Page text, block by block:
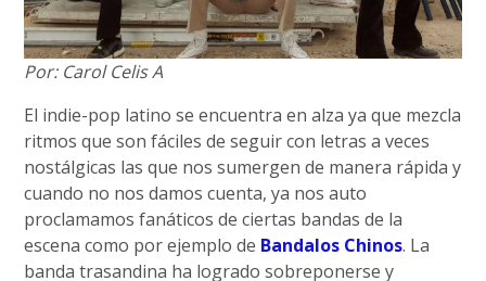
Por: Carol Celis A
El indie-pop latino se encuentra en alza ya que mezcla
ritmos que son fáciles de seguir con letras a veces
nostálgicas las que nos sumergen de manera rápida y
cuando no nos damos cuenta, ya nos auto
proclamamos fanáticos de ciertas bandas de la
escena como por ejemplo de Bandalos Chinos. La
banda trasandina ha logrado sobreponerse y